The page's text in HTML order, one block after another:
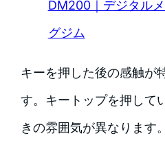
DM200｜デジタル
グジム
キーを押した後の感触が
す。キートップを押して
きの雰囲気が異なります。